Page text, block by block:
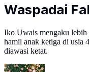
Waspadai
Iko Uwais mengaku
hamil anak ketiga di usia
diawasi ketat.